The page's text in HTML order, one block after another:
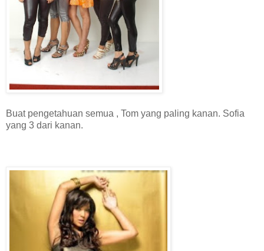
Buat pengetahuan semua , Tom yang paling kanan. Sofia
yang 3 dari kanan.